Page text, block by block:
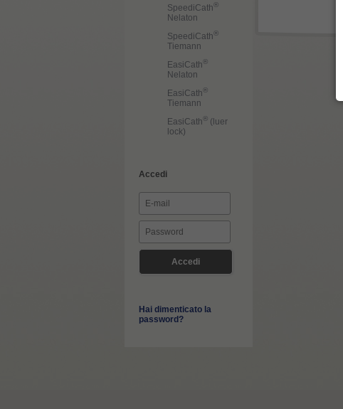
SpeediCath ®
Nelaton
SpeediCath ®
Tiemann
EasiCath ®
Nelaton
EasiCath ®
Tiemann
EasiCath ® (luer
lock)
Accedi
Hai dimenticato la
password?